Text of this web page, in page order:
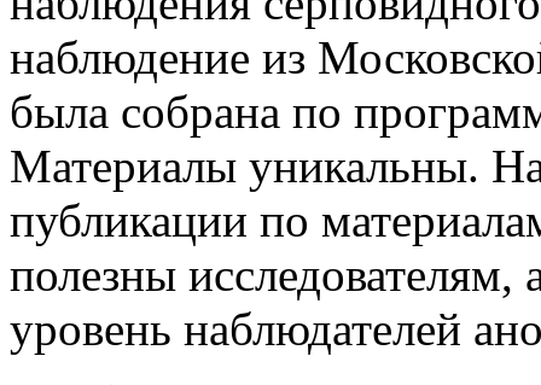
наблюдение из
была собрана по
Материалы уникальны.
публикации по
полезны исследователям,
уровень наблюдателей